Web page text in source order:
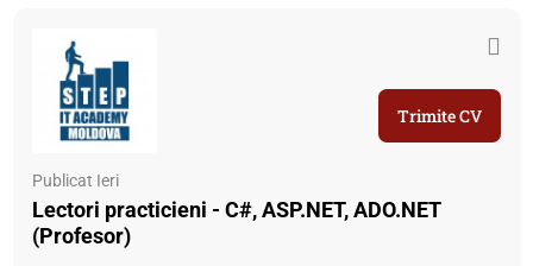
Publicat Ieri
Lectori practicieni - C#, ASP.NET, ADO.NET
(Profesor)
Trimite CV